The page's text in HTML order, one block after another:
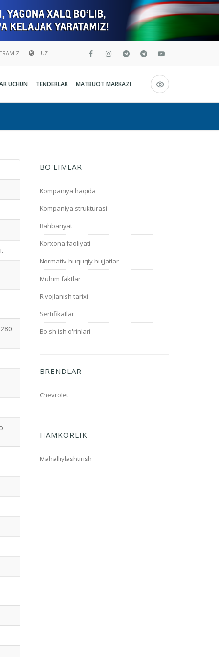
UZ
O`zbekcha
English
UCHUN TENDERLAR MATBUOT MARKAZI
BO'LIMLAR
Kompaniya haqida
Kompaniya strukturasi
Rahbariyat
Korxona faoliyati
Normativ-huquqiy hujjatlar
Muhim faktlar
Rivojlanish tarixi
Sertifikatlar
Bo'sh ish o'rinlari
BRENDLAR
Chevrolet
HAMKORLIK
Mahalliylashtirish